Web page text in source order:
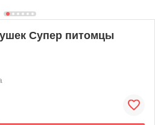
Супер питомцы